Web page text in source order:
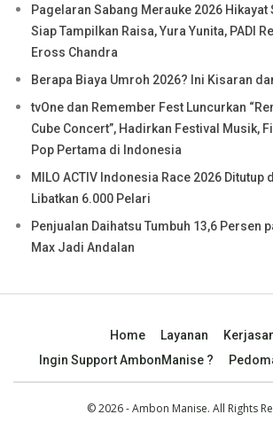
Pagelaran Sabang Merauke 2026
Siap Tampilkan Raisa, Yura Yunita, PADI
Eross Chandra
Berapa Biaya Umroh 2026? Ini Kisaran
tvOne dan Remember Fest Luncurkan
Cube Concert”, Hadirkan Festival Musik,
Pop Pertama di Indonesia
MILO ACTIV Indonesia Race 2026 Ditutup
Libatkan 6.000 Pelari
Penjualan Daihatsu Tumbuh 13,6 Persen
Max Jadi Andalan
Home Layanan
Ingin Support AmbonManise ?
© 2026 - Ambon Manise. All Rights